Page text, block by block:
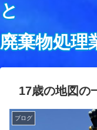
と
廃棄物処理
17歳の地図の
ブログ